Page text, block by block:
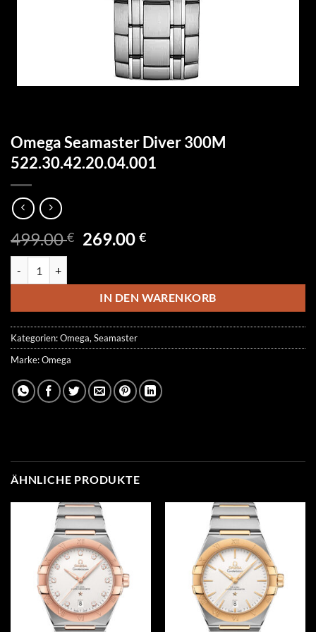
Omega Seamaster Diver 300M
522.30.42.20.04.001
499.00€ Ursprünglicher
499.00 €
269.00€Aktueller
269.00 €.
IN DEN WARENKORB
Kategorien:Omega, Seamaster
Marke:Omega
ÄHNLICHE PRODUKTE